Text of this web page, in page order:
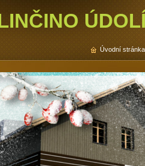
ÚDOLÍ
Úvodní stránka